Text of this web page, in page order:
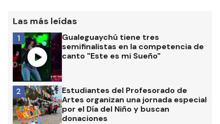
Las más leídas
Gualeguaychú tiene tres
semifinalistas en la competencia de
canto "Este es mi Sueño"
1
Estudiantes del Profesorado de
Artes organizan una jornada especial
por el Día del Niño y buscan
donaciones
2